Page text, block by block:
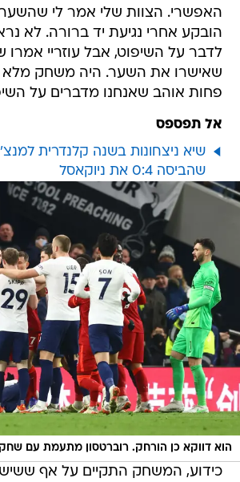
האפשרי. הצוות שלי אמר לי
הובקע אחרי נגיעת יד ברורה. לא
לדבר על השיפוט, אבל עוזריי אמרו
שאישרו את השער. היה משחק מלא
פחות אוהב שאנחנו מדברים על
אל תפספס
שיא ניצחונות בשנה קלנדרית
שהביסה 0:4 את ניוקאסל
הוא דווקא כן הורחק. רוברטסון מתעמת עם
כידוע, המשחק התקיים על אף